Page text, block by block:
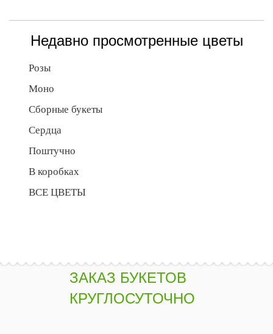
Недавно просмотренные цветы
Розы
Моно
Сборные букеты
Сердца
Поштучно
В коробках
ВСЕ ЦВЕТЫ
ЗАКАЗ БУКЕТОВ
КРУГЛОСУТОЧНО